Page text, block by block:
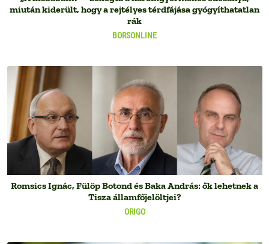
BORSONLINE
miután kiderült, hogy a rejtélyes térdfájása gyógyíthatatlan
rák
ORIGO
Romsics Ignác, Fülöp Botond és Baka András: ők lehetnek a
Tisza államfőjelöltjei?